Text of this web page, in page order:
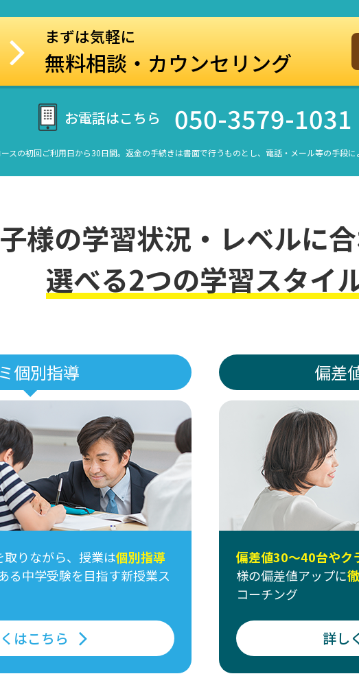
まずは気軽に
無料相談・カウンセリング
お電話はこちら 050-3579-1031
スの初回ご利用日から30日間。返金の手続きは書面で行うものとし、電話・メール等の手段
様の学習状況・レベルに
選べる2つの学習スタイ
個別指導
取りながら、授業は個別指導
る中学受験を目指す新授業ス
はこちら
偏差
偏差値30～40台やク
様の偏差値アップに
コーチング
詳し